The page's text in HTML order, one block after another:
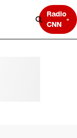
Radio
CNN